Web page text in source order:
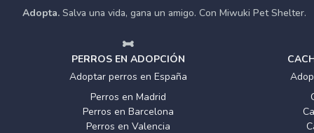
Adopta. Salva una vida, gana un amigo. Con Miwuki Pet Shelter.
PERROS EN ADOPCIÓN
Adoptar perros en España
Perros en Madrid
Perros en Barcelona
Perros en Valencia